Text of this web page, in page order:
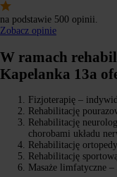
na podstawie 500 opinii.
Zobacz opinie
W ramach
Kapelanka 13a
Fizjoterapię –
Rehabilitację
Rehabilitację
chorobami układu
Rehabilitację
Rehabilitację
Masaże limfatyczne